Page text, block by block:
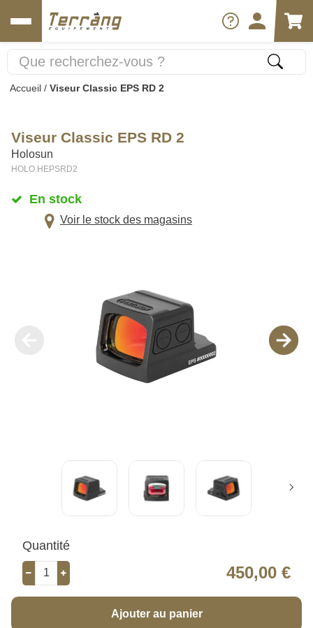
Accueil / Viseur Classic EPS RD 2
Viseur Classic EPS RD 2
Holosun
HOLO.HEPSRD2
En stock
Voir le stock des magasins
Quantité
450,00 €
Ajouter au panier